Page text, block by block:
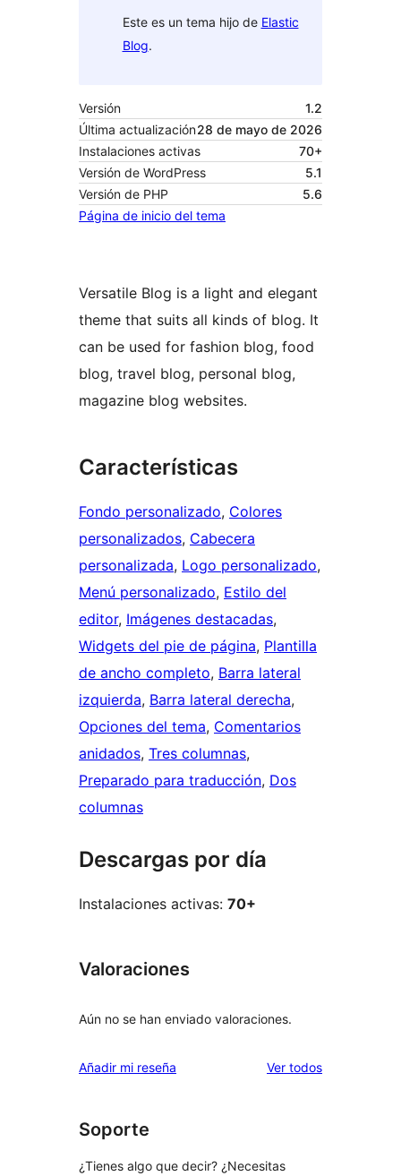
Este es un tema hijo de Elastic
Blog.
Versión
1.2
Última actualización28 de mayo de 2026
Instalaciones activas
70+
Versión de WordPress
5.1
Versión de PHP
5.6
Página de inicio del tema
Versatile Blog is a light and elegant
theme that suits all kinds of blog. It
can be used for fashion blog, food
blog, travel blog, personal blog,
magazine blog websites.
Características
Fondo personalizado, Colores
personalizados, Cabecera
personalizada, Logo personalizado
Menú personalizado, Estilo del
editor, Imágenes destacadas
Widgets del pie de página, Plantilla
de ancho completo, Barra lateral
izquierda, Barra lateral derecha
Opciones del tema, Comentarios
anidados, Tres columnas
Preparado para traducción, Dos
columnas
Descargas por día
Instalaciones activas: 70+
Valoraciones
Aún no se han enviado valoraciones.
Añadir mi reseña Ver todoslos
Soporte
¿Tienes algo que decir? ¿Necesitas